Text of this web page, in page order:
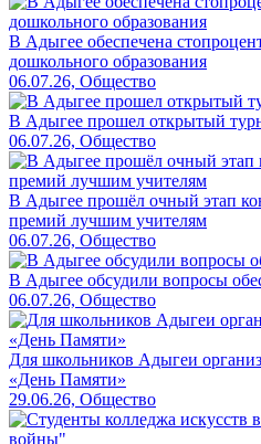
В Адыгее обеспечена
дошкольного образования
06.07.26, Общество
В Адыгее прошел открытый
06.07.26, Общество
В Адыгее прошёл очный этап
премий лучшим учителям
06.07.26, Общество
В Адыгее обсудили вопросы
06.07.26, Общество
Для школьников Адыгеи
«День Памяти»
29.06.26, Общество